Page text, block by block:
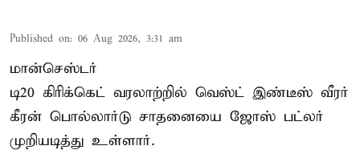
Published on: 06 Aug 2026, 3:31 am
மான்செஸ்டர்
டி20 கிரிக்கெட் வரலாற்றில் வெஸ்ட் இண்டீஸ் வீரர்
கீரன் பொல்லார்டு சாதனையை ஜோஸ் பட்லர்
முறியடித்து உள்ளார்.